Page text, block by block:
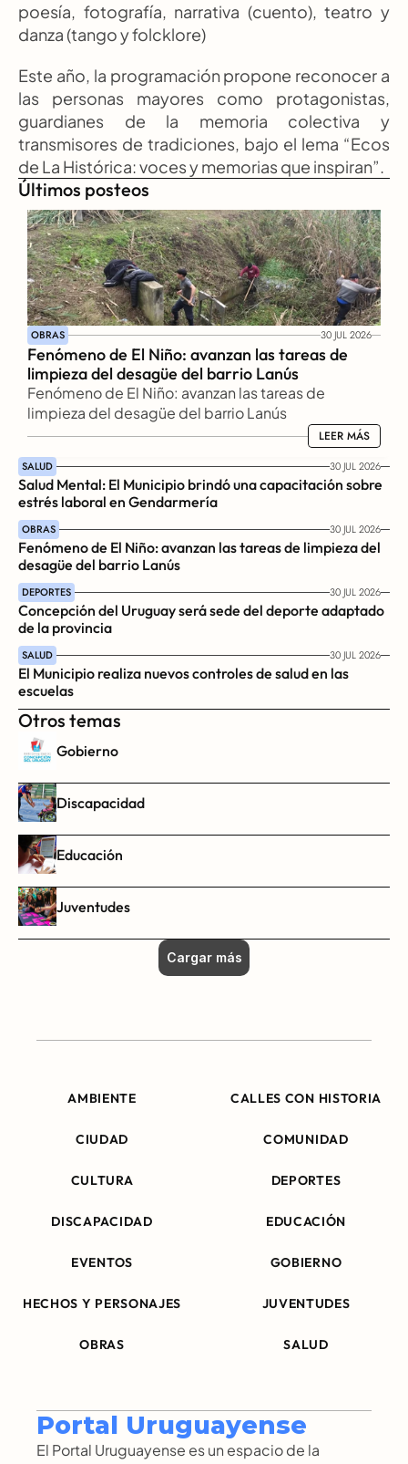
poesía, fotografía, narrativa (cuento), teatro y
danza (tango y folcklore)
Este año, la programación propone reconocer a
las personas mayores como protagonistas,
guardianes de la memoria colectiva y
transmisores de tradiciones, bajo el lema “Ecos
de La Histórica: voces y memorias que inspiran”.
Últimos posteos
OBRAS 30 JUL 2026
Fenómeno de El Niño: avanzan las tareas de
limpieza del desagüe del barrio Lanús
Fenómeno de El Niño: avanzan las tareas de
limpieza del desagüe del barrio Lanús
LEER MÁS
LEER MÁS
SALUD 30 JUL 2026
Salud Mental: El Municipio brindó una capacitación sobre
estrés laboral en Gendarmería
OBRAS 30 JUL 2026
Fenómeno de El Niño: avanzan las tareas de limpieza del
desagüe del barrio Lanús
DEPORTES 30 JUL 2026
Concepción del Uruguay será sede del deporte adaptado
de la provincia
SALUD 30 JUL 2026
El Municipio realiza nuevos controles de salud en las
escuelas
Otros temas
Gobierno
Discapacidad
Educación
Juventudes
Cargar más
AMBIENTE CALLES CON HISTORIA
CIUDAD COMUNIDAD
CULTURA DEPORTES
DISCAPACIDAD EDUCACIÓN
EVENTOS GOBIERNO
HECHOS Y PERSONAJES JUVENTUDES
OBRAS SALUD
Portal Uruguayense
El Portal Uruguayense es un espacio de la